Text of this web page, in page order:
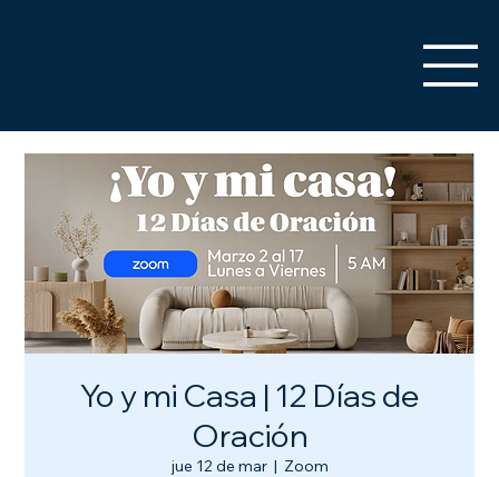
Yo y mi Casa | 12 Días de
Oración
jue 12 de mar
  |
Zoom